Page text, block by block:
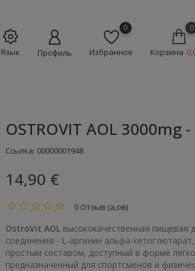
Язык Профиль
0
Избранное
0
Корзина
OSTROVIT AOL 3000mg
Ссылка: 00000001948
14,90 €
0 Отзыв (а,ов)
OstroVit AOL высококачественная пищевая
соединения - L-аргинин альфа-
простым составом, доступный в форме
предназначенный для спортсменов и